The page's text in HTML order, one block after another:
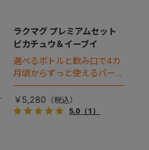
ラクマグ プレミアムセット
ピカチュウ＆イーブイ
選べるボトルと飲み口で4カ
月頃からずっと使えるパーフ
ェクトセット。
￥5,280
5.0 （1）